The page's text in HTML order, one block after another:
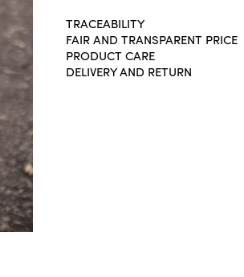
TRACEABILITY
FAIR AND TRANSPARENT PRICE
PRODUCT CARE
DELIVERY AND RETURN